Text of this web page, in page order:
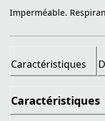
Imperméable.
Caractéristiques
Caractéristiques